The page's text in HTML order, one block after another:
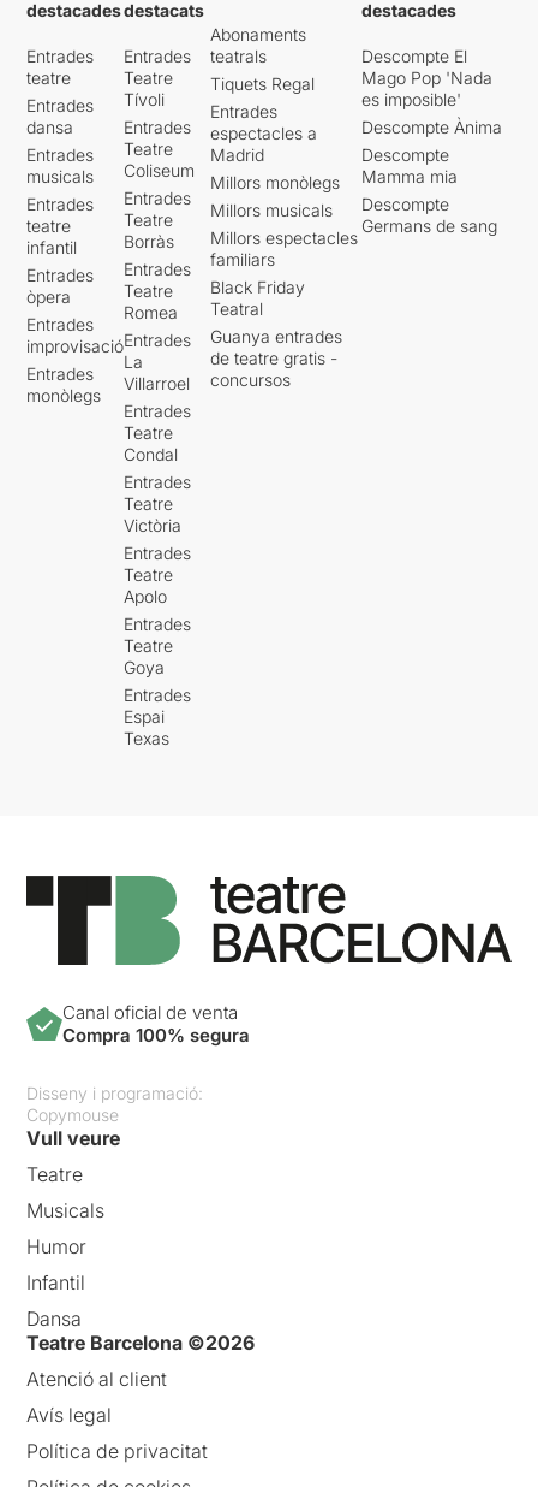
destacades
Entrades
teatre
Entrades
dansa
Entrades
musicals
Entrades
teatre
infantil
Entrades
òpera
Entrades
improvisació
Entrades
monòlegs
destacats
Entrades
Teatre
Tívoli
Entrades
Teatre
Coliseum
Entrades
Teatre
Borràs
Entrades
Teatre
Romea
Entrades
La
Villarroel
Entrades
Teatre
Condal
Entrades
Teatre
Victòria
Entrades
Teatre
Apolo
Entrades
Teatre
Goya
Entrades
Espai
Texas
Abonaments
teatrals
Tiquets Regal
Entrades
espectacles a
Madrid
Millors monòlegs
Millors musicals
Millors espectacles
familiars
Black Friday
Teatral
Guanya entrades
de teatre gratis -
concursos
destacades
Descompte El
Mago Pop 'Nada
es imposible'
Descompte Ànima
Descompte
Mamma mia
Descompte
Germans de sang
Canal oficial de venta
Compra 100% segura
Disseny i programació:
Copymouse
Vull veure
Teatre
Musicals
Humor
Infantil
Dansa
Teatre Barcelona ©2026
Atenció al client
Avís legal
Política de privacitat